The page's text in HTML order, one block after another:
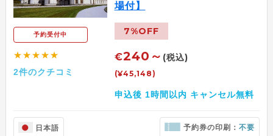
予約受付中
★★★★★
2件のクチコミ
場付】
7%OFF
€240～ (税込)
(¥45,148)
申込後 1時間以内 キャンセル無料
日本語 予約券の印刷：不要